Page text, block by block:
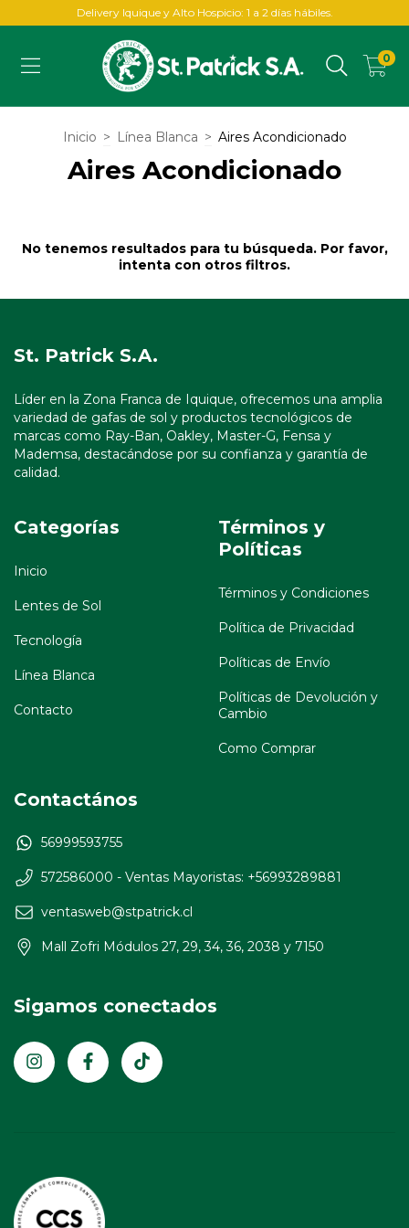
Delivery Iquique y Alto Hospicio: 1 a 2 días hábiles.
0
Inicio > Línea Blanca > Aires Acondicionado
Aires Acondicionado
No tenemos resultados para tu búsqueda. Por favor,
intenta con otros filtros.
St. Patrick S.A.
Líder en la Zona Franca de Iquique, ofrecemos una amplia
variedad de gafas de sol y productos tecnológicos de
marcas como Ray-Ban, Oakley, Master-G, Fensa y
Mademsa, destacándose por su confianza y garantía de
calidad.
Categorías
Inicio
Lentes de Sol
Tecnología
Línea Blanca
Contacto
Términos y
Políticas
Términos y Condiciones
Política de Privacidad
Políticas de Envío
Políticas de Devolución y
Cambio
Como Comprar
Contactános
56999593755
572586000 - Ventas Mayoristas: +56993289881
ventasweb@stpatrick.cl
Mall Zofri Módulos 27, 29, 34, 36, 2038 y 7150
Sigamos conectados